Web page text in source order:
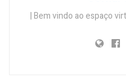
| Bem vindo ao espaço